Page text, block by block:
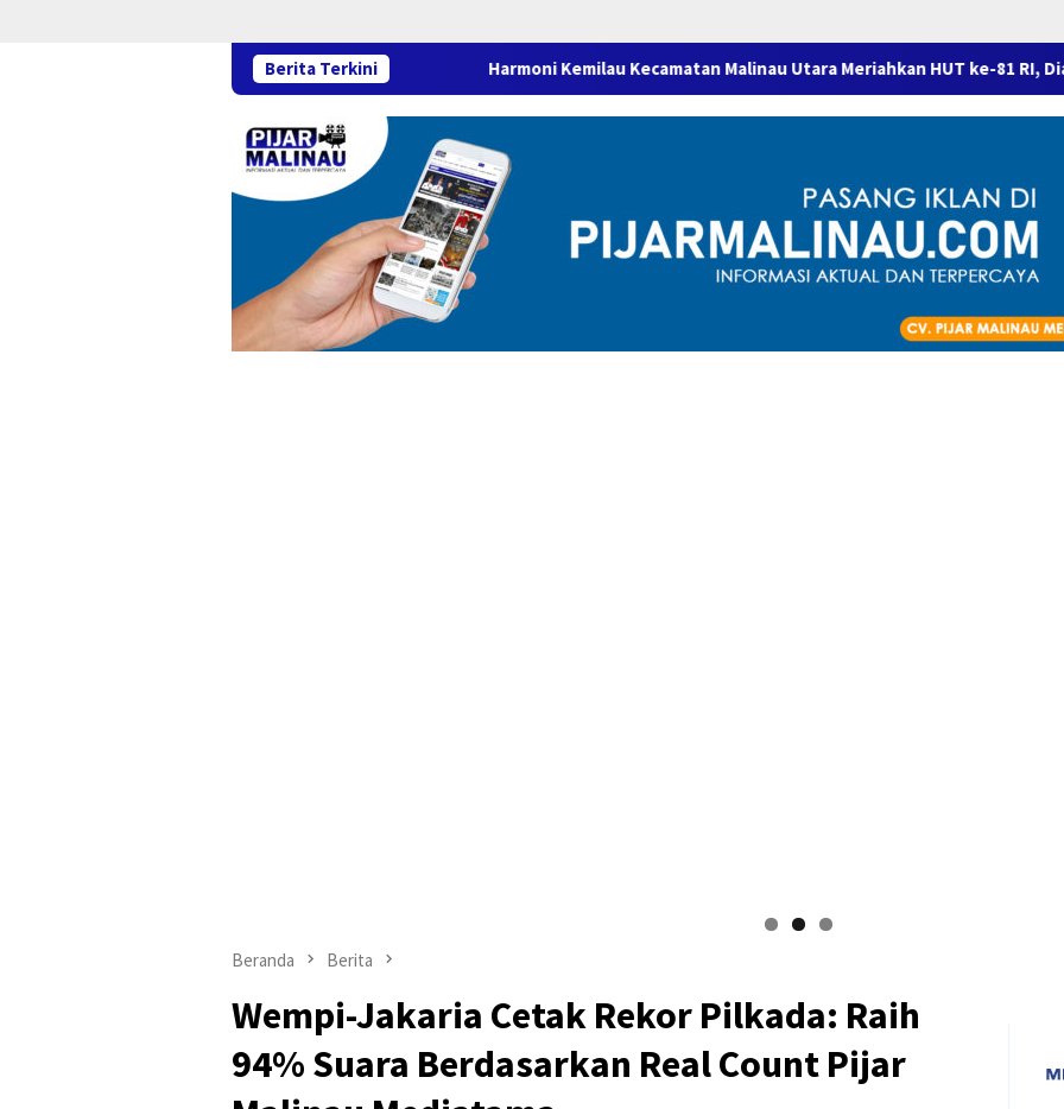
Berita TerkiniHarmoni Kemilau Kecamatan Malinau Utara Meriahkan HUT ke-81 RI, Diawali Turnamen
Beranda Berita
Wempi-Jakaria Cetak Rekor Pilkada: Raih
94% Suara Berdasarkan Real Count Pijar